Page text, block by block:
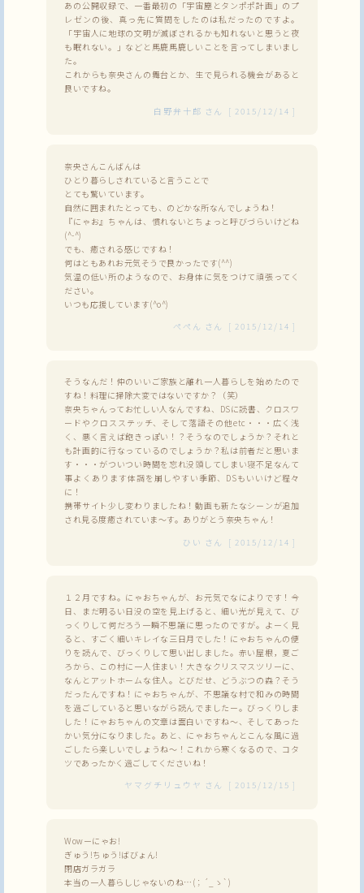
あの公開収録で、一番最初の「宇宙塵とタンポポ計画」のプ
レゼンの後、真っ先に質問をしたのは私だったのですよ。
「宇宙人に地球の文明が滅ぼされるかも知れないと思うと夜
も眠れない。」などと馬鹿馬鹿しいことを言ってしまいまし
た。
これからも奈央さんの舞台とか、生で見られる機会があると
良いですね。
白野弁十郎 さん [ 2015/12/14 ]
奈央さんこんばんは
ひとり暮らしされていると言うことで
とても驚いています。
自然に囲まれたとっても、のどかな所なんでしょうね！
『にゃお』ちゃんは、慣れないとちょっと呼びづらいけどね
(^-^)
でも、癒される感じですね！
何はともあれお元気そうで良かったです(^^)
気温の低い所のようなので、お身体に気をつけて頑張ってく
ださい。
いつも応援しています(^o^)
ぺぺん さん [ 2015/12/14 ]
そうなんだ！仲のいいご家族と離れ一人暮らしを始めたので
すね！料理に掃除大変ではないですか？（笑）
奈央ちゃんってお忙しい人なんですね、DSに読書、クロスワ
ードやクロスステッチ、そして落語その他etc・・・広く浅
く、悪く言えば飽きっぽい！？そうなのでしょうか？それと
も計画的に行なっているのでしょうか？私は前者だと思いま
す・・・がついつい時間を忘れ没頭してしまい寝不足なんて
事よくあります体調を崩しやすい季節、DSもいいけど程々
に！
携帯サイト少し変わりましたね！動画も新たなシーンが追加
され見る度癒されていま～す。ありがとう奈央ちゃん！
ひい さん [ 2015/12/14 ]
１２月ですね。にゃおちゃんが、お元気でなによりです！今
日、まだ明るい日没の空を見上げると、細い光が見えて、び
っくりして何だろう一瞬不思議に思ったのですが。よーく見
ると、すごく細いキレイな三日月でした！にゃおちゃんの便
りを読んで、びっくりして思い出しました。赤い屋根，夏ご
ろから、この村に一人住まい！大きなクリスマスツリーに、
なんとアットホームな住人。とびだせ、どうぶつの森？そう
だったんですね！にゃおちゃんが、不思議な村で和みの時間
を過ごしていると思いながら読んでましたー。びっくりしま
した！にゃおちゃんの文章は面白いですね～、そしてあった
かい気分になりました。あと、にゃおちゃんとこんな風に過
ごしたら楽しいでしょうね～！これから寒くなるので、コタ
ツであったかく過ごしてくださいね！
ヤマグチリュウヤ さん [ 2015/12/15 ]
Wowーにゃお!
ぎゅう!ちゅう!ばびょん!
閉店ガラガラ
本当の一人暮らしじゃないのね…(；´_ゝ`)